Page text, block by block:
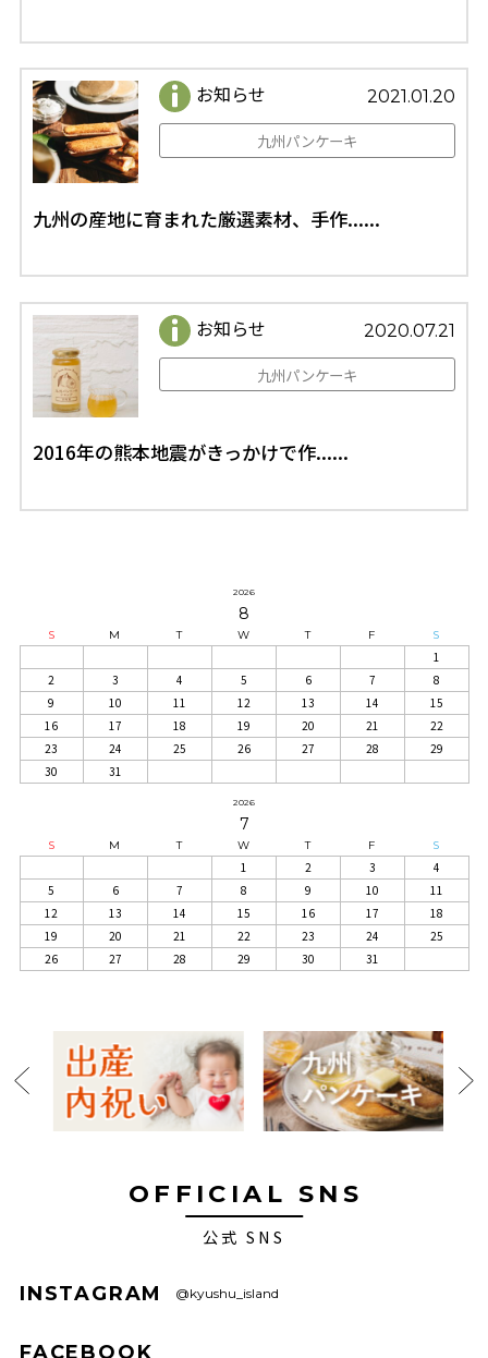
お知らせ 2021.01.20
九州パンケーキ
九州の産地に育まれた厳選素材、手作......
お知らせ 2020.07.21
九州パンケーキ
2016年の熊本地震がきっかけで作......
2026
8
S M T W T F S
1
2
3 4 5 6 7
8
9
10 11 12 13 14
15
16
17 18 19 20 21
22
23
24 25 26 27 28
29
30
31
2026
7
S M T W T F S
1 2 3
4
5
6 7 8 9 10
11
12
13 14 15 16 17
18
19
20 21 22 23 24
25
26
27 28 29 30 31
OFFICIAL SNS
公式 SNS
INSTAGRAM @kyushu_island
FACEBOOK